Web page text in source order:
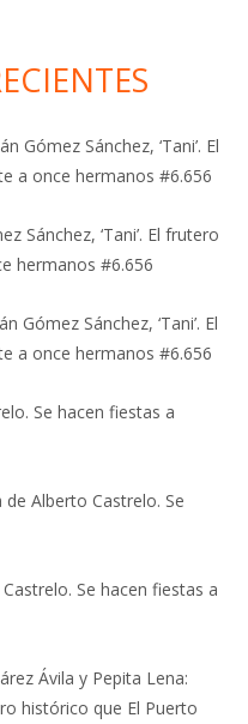
Gómez Sánchez, ‘Tani’. El
a once hermanos #6.656
Sánchez, ‘Tani’. El frutero
hermanos #6.656
Gómez Sánchez, ‘Tani’. El
a once hermanos #6.656
Se hacen fiestas a
de Alberto Castrelo. Se
Se hacen fiestas a
Ávila y Pepita Lena:
histórico que El Puerto